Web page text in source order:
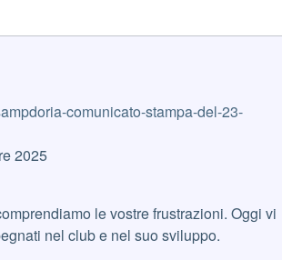
comunicato-stampa-del-23-
2025
le vostre frustrazioni. Oggi vi
nel club e nel suo sviluppo.